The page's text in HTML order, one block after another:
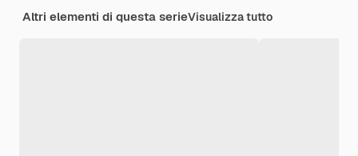
Altri elementi di questa serieVisualizza tutto